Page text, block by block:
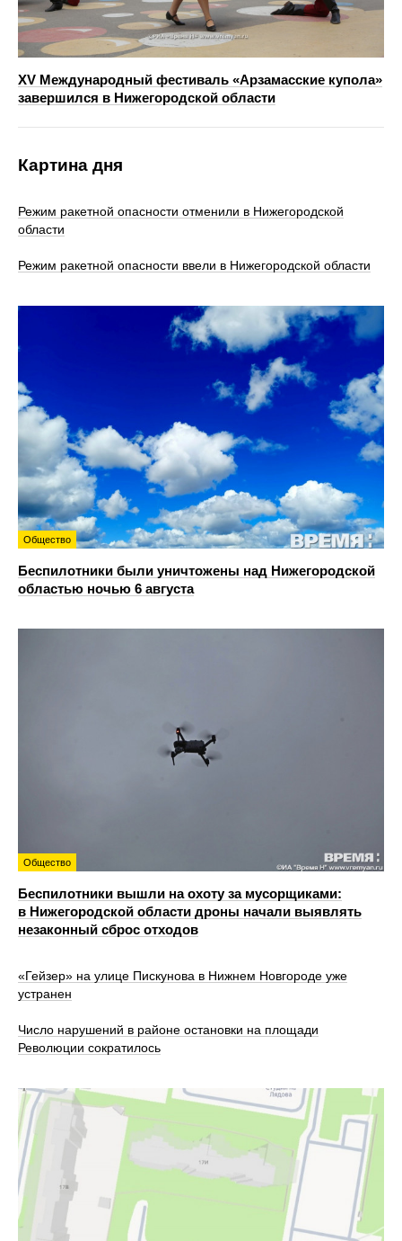
XV Международный фестиваль «Арзамасские купола»
завершился в Нижегородской области
Картина дня
Режим ракетной опасности отменили в Нижегородской
области
Режим ракетной опасности ввели в Нижегородской области
Общество
Беспилотники были уничтожены над Нижегородской
областью ночью 6 августа
Общество
Беспилотники вышли на охоту за мусорщиками:
в Нижегородской области дроны начали выявлять
незаконный сброс отходов
«Гейзер» на улице Пискунова в Нижнем Новгороде уже
устранен
Число нарушений в районе остановки на площади
Революции сократилось